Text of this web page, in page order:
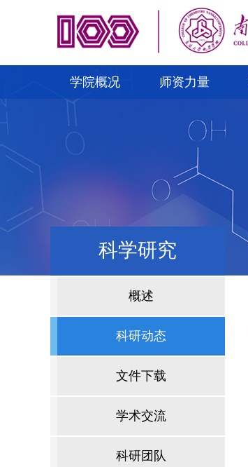
学院概况 师资力量
科学研究
概述
科研动态
文件下载
学术交流
科研团队